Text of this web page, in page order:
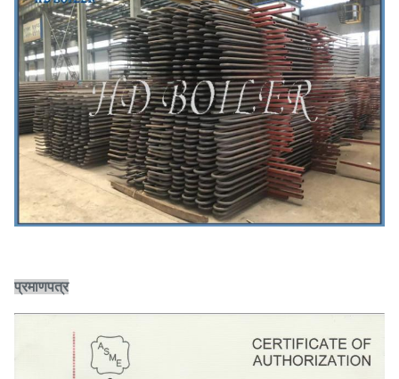
प्रमाणपत्र